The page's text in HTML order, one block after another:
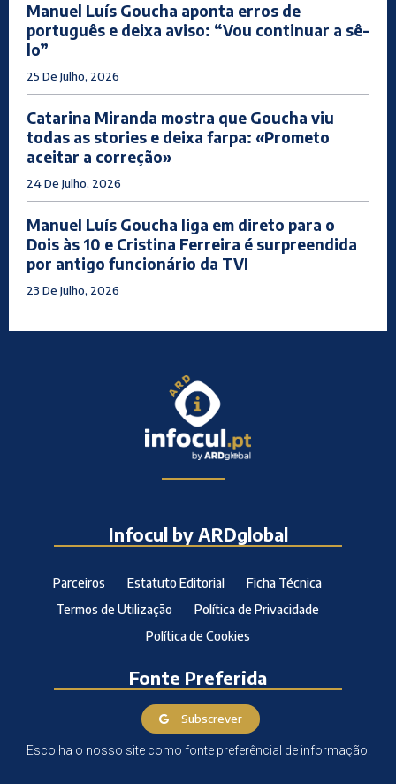
Manuel Luís Goucha aponta erros de
português e deixa aviso: “Vou continuar a sê-
lo”
25 De Julho, 2026
Catarina Miranda mostra que Goucha viu
todas as stories e deixa farpa: «Prometo
aceitar a correção»
24 De Julho, 2026
Manuel Luís Goucha liga em direto para o
Dois às 10 e Cristina Ferreira é surpreendida
por antigo funcionário da TVI
23 De Julho, 2026
Infocul by ARDglobal
Parceiros Estatuto Editorial
Ficha Técnica
Termos de Utilização
Política de Privacidade
Política de Cookies
Fonte Preferida
Subscrever
Escolha o nosso site como fonte preferêncial de informação.